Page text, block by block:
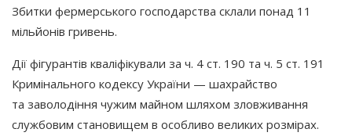
Збитки фермерського господарства склали понад 11
мільйонів гривень.
Дії фігурантів кваліфікували за ч. 4 ст. 190 та ч. 5 ст. 191
Кримінального кодексу України — шахрайство
та заволодіння чужим майном шляхом зловживання
службовим становищем в особливо великих розмірах.